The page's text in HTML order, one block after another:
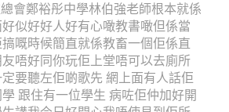
會鄭裕彤中學林伯強老師根本就係
似好好人好有心噉教書噉但係當
嘅時候簡直就係教畜一個佢係直
唔好同你玩佢上堂唔可以去廁所
要聽左佢啲歌先 網上面有人話佢
跟住有一位學生 病咗佢仲加好開